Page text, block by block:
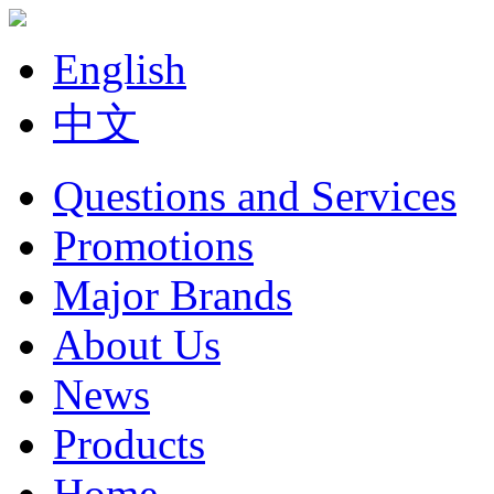
English
中文
Questions and Services
Promotions
Major Brands
About Us
News
Products